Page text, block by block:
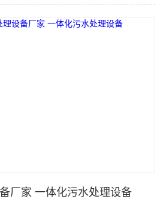
厂家 一体化污水处理设备